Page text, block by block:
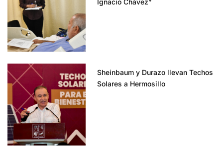
Sheinbaum y Durazo llevan Techos
Solares a Hermosillo